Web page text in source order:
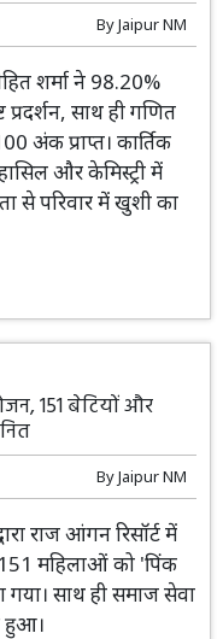
ByJaipur NM
शर्मा ने 98.20%
साथ ही गणित
अंक प्राप्त। कार्तिक
और केमिस्ट्री में
से परिवार में खुशी का
151 बेटियों और
ByJaipur NM
राज आंगन रिसॉर्ट में
महिलाओं को 'पिंक
गया। साथ ही समाज सेवा
हुआ।